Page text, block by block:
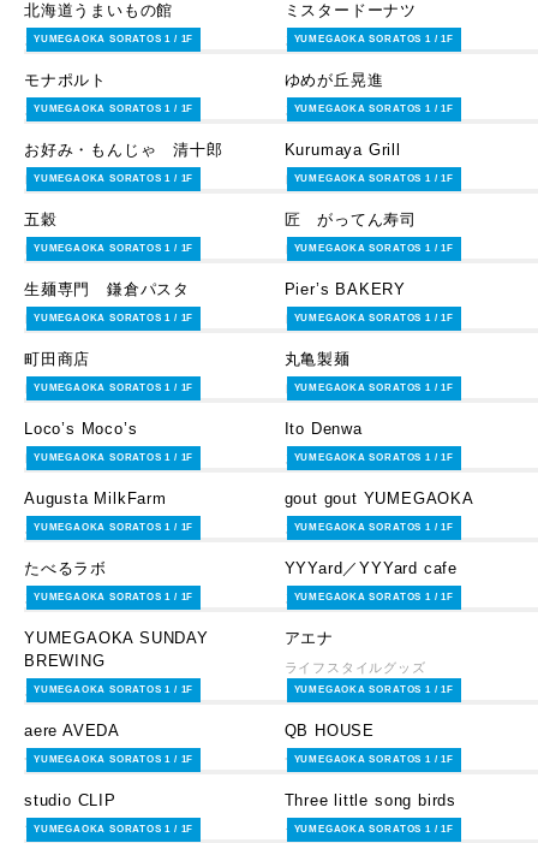
北海道うまいもの館
スイーツ＆フード
ミスタードーナツ
スイーツ＆フード
YUMEGAOKA SORATOS 1 / 1F
モナポルト
スイーツ＆フード
YUMEGAOKA SORATOS 1 / 1F
ゆめが丘晃進
スイーツ＆フード
YUMEGAOKA SORATOS 1 / 1F
お好み・もんじゃ 清十郎
レストラン・カフェ
YUMEGAOKA SORATOS 1 / 1F
Kurumaya Grill
レストラン・カフェ
YUMEGAOKA SORATOS 1 / 1F
五穀
レストラン・カフェ
YUMEGAOKA SORATOS 1 / 1F
匠 がってん寿司
レストラン・カフェ
YUMEGAOKA SORATOS 1 / 1F
生麺専門 鎌倉パスタ
レストラン・カフェ
YUMEGAOKA SORATOS 1 / 1F
Pier’s BAKERY
レストラン・カフェ
YUMEGAOKA SORATOS 1 / 1F
町田商店
レストラン・カフェ
YUMEGAOKA SORATOS 1 / 1F
丸亀製麺
レストラン・カフェ
YUMEGAOKA SORATOS 1 / 1F
Loco’s Moco’s
レストラン・カフェ
YUMEGAOKA SORATOS 1 / 1F
Ito Denwa
スイーツ＆フード
YUMEGAOKA SORATOS 1 / 1F
Augusta MilkFarm
スイーツ＆フード
YUMEGAOKA SORATOS 1 / 1F
gout gout YUMEGAOKA
スイーツ＆フード
YUMEGAOKA SORATOS 1 / 1F
たべるラボ
スイーツ＆フード
YUMEGAOKA SORATOS 1 / 1F
YYYard／YYYard cafe
スイーツ＆フード
YUMEGAOKA SORATOS 1 / 1F
YUMEGAOKA SUNDAY
BREWING
スイーツ＆フード
YUMEGAOKA SORATOS 1 / 1F
アエナ
ライフスタイルグッズ
YUMEGAOKA SORATOS 1 / 1F
aere AVEDA
サービス・その他
YUMEGAOKA SORATOS 1 / 1F
QB HOUSE
サービス・その他
YUMEGAOKA SORATOS 1 / 1F
studio CLIP
ファッション
YUMEGAOKA SORATOS 1 / 1F
Three little song birds
ライフスタイルグッズ
YUMEGAOKA SORATOS 1 / 1F YUMEGAOKA SORATOS 1 / 1F